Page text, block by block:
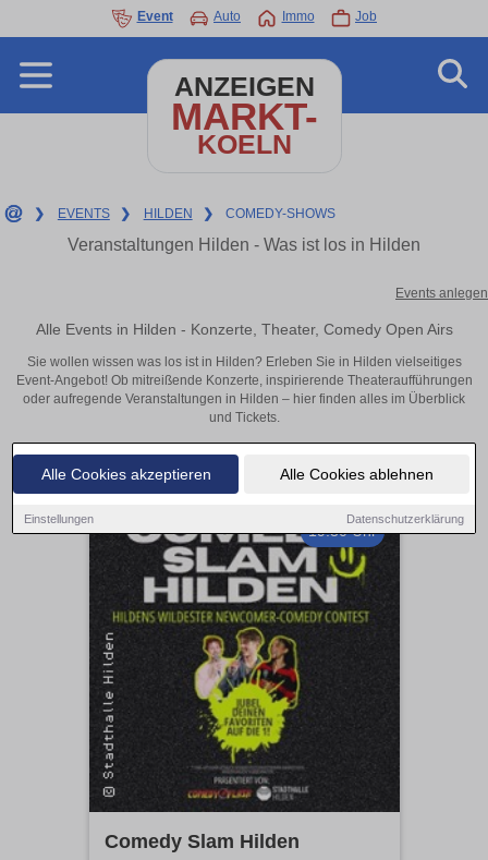
Alle Cookies akzeptieren Alle Cookies ablehnen
Einstellungen Datenschutzerklärung
Event Auto Immo Job
ANZEIGEN
MARKT-
KOELN
❯ EVENTS ❯ HILDEN ❯ COMEDY-SHOWS
Veranstaltungen Hilden - Was ist los in Hilden
Events anlegen
Alle Events in Hilden - Konzerte, Theater, Comedy Open Airs
Sie wollen wissen was los ist in Hilden? Erleben Sie in Hilden vielseitiges
Event-Angebot! Ob mitreißende Konzerte, inspirierende Theateraufführungen
oder aufregende Veranstaltungen in Hilden – hier finden alles im Überblick
und Tickets.
19:30 Uhr
Comedy Slam Hilden